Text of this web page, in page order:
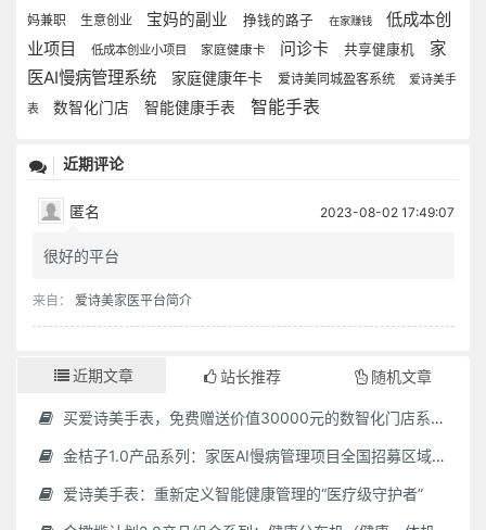
妈兼职
生意创业 宝妈的副业 挣钱的路子 在家赚钱
低成本创
业项目
低成本创业小项目 家庭健康卡 问诊卡 共享健康机
家
医AI慢病管理系统
家庭健康年卡 爱诗美同城盈客系统
爱诗美手
表
数智化门店 智能健康手表 智能手表
近期评论
匿名 2023-08-02 17:49:07
很好的平台
来自： 爱诗美家医平台简介
近期文章 站长推荐 随机文章
买爱诗美手表，免费赠送价值30000元的数智化门店系统一套（含硬件）
金桔子1.0产品系列：家医AI慢病管理项目全国招募区域合伙人，低投入，高回报，长收益
爱诗美手表：重新定义智能健康管理的“医疗级守护者”